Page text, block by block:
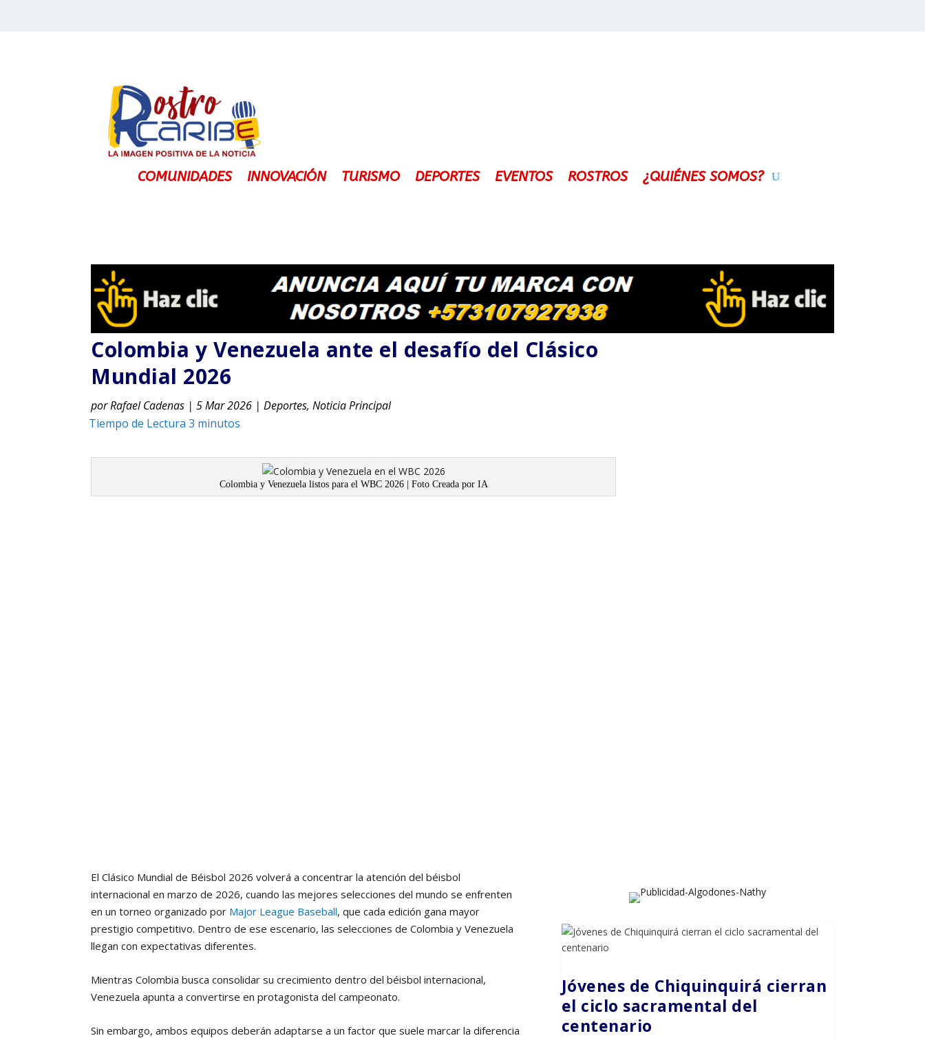
COMUNIDADES INNOVACIÓN TURISMO DEPORTES EVENTOS ROSTROS ¿QUIÉNES SOMOS?
Colombia y Venezuela ante el desafío del Clásico
Mundial 2026
porRafael Cadenas | 5 Mar 2026 | Deportes, Noticia Principal
Colombia y Venezuela listos para el WBC 2026 | Foto Creada por IA
El Clásico Mundial de Béisbol 2026 volverá a concentrar la atención del béisbol
internacional en marzo de 2026, cuando las mejores selecciones del mundo se enfrenten
en un torneo organizado por Major League Baseball, que cada edición gana mayor
prestigio competitivo. Dentro de ese escenario, las selecciones de Colombia y Venezuela
llegan con expectativas diferentes.
Mientras Colombia busca consolidar su crecimiento dentro del béisbol internacional,
Venezuela apunta a convertirse en protagonista del campeonato.
Sin embargo, ambos equipos deberán adaptarse a un factor que suele marcar la diferencia
Jóvenes de Chiquinquirá cierran
el ciclo sacramental del
centenario